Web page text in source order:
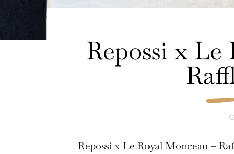
Repossi x
Repossi x Le Royal Monceau –